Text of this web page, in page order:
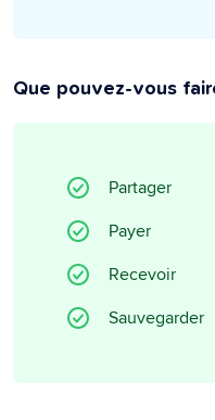
Que pouvez-vous
Partager
Payer
Recevoir
Sauvegarder